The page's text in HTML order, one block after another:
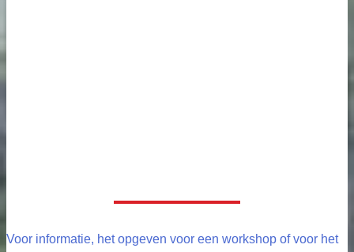
Voor informatie, het opgeven voor een workshop of voor het